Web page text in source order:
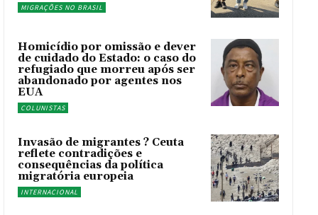
MIGRAÇÕES NO BRASIL
Homicídio por omissão e dever
de cuidado do Estado: o caso do
refugiado que morreu após ser
abandonado por agentes nos
EUA
COLUNISTAS
Invasão de migrantes ? Ceuta
reflete contradições e
consequências da política
migratória europeia
INTERNACIONAL